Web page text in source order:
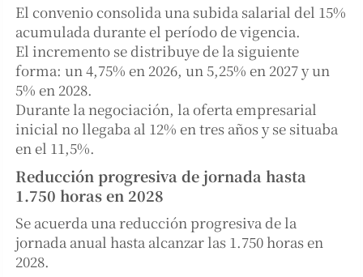
El convenio consolida una subida salarial del 15%
acumulada durante el período de vigencia.
El incremento se distribuye de la siguiente
forma: un 4,75% en 2026, un 5,25% en 2027 y un
5% en 2028.
Durante la negociación, la oferta empresarial
inicial no llegaba al 12% en tres años y se situaba
en el 11,5%.
Reducción progresiva de jornada hasta
1.750 horas en 2028
Se acuerda una reducción progresiva de la
jornada anual hasta alcanzar las 1.750 horas en
2028.